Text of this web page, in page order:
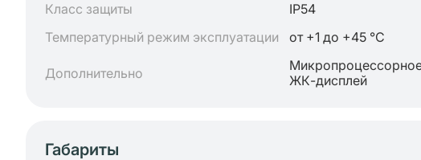
Класс защиты IP54
Температурный режим эксплуатации
от +1 до +45 °C
Дополнительно
ЖК-дисплей
Габариты